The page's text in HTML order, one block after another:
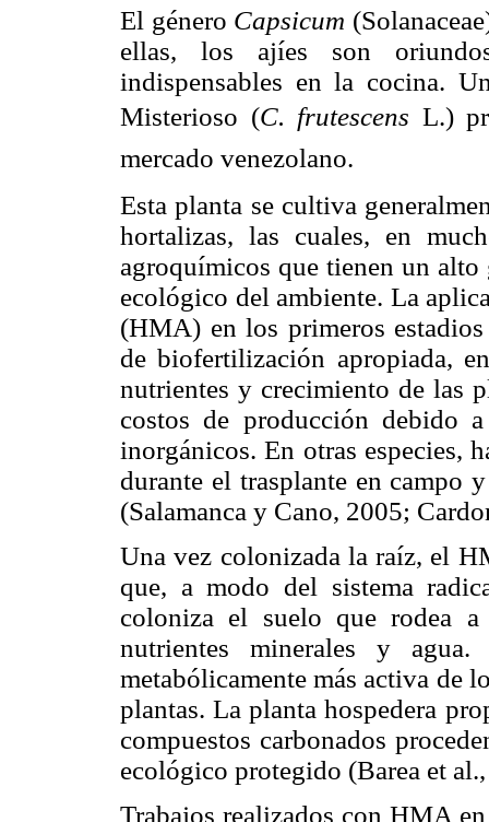
El género Capsicum
ellas, los ajíes son
indispensables en la cocina.
Misterioso (C. frutescens L.)
mercado venezolano.
Esta planta se cultiva
hortalizas, las cuales, en
agroquímicos que tienen un
ecológico del ambiente. La
(HMA) en los primeros
de biofertilización apropiada,
nutrientes y crecimiento de las
costos de producción debido
inorgánicos. En otras especies,
durante el trasplante en campo
(Salamanca y Cano, 2005;
Una vez colonizada la raíz, el
que, a modo del sistema
coloniza el suelo que rodea
nutrientes minerales y
metabólicamente más activa de
plantas. La planta hospedera
compuestos carbonados
ecológico protegido (Barea et
Trabajos realizados con HMA